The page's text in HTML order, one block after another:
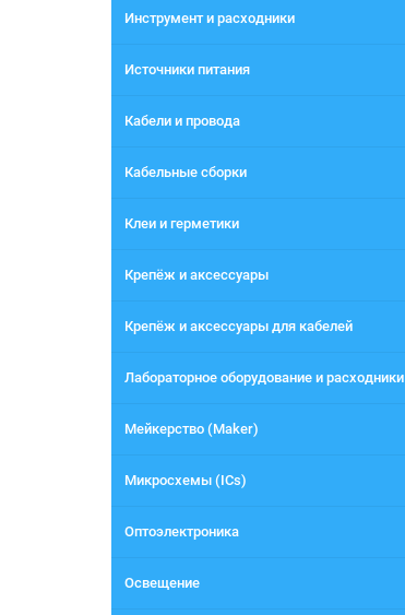
Инструмент и расходники
Источники питания
Кабели и провода
Кабельные сборки
Клеи и герметики
Крепёж и аксессуары
Крепёж и аксессуары для кабелей
Лабораторное оборудование и расходники
Мейкерство (Maker)
Микросхемы (ICs)
Оптоэлектроника
Освещение